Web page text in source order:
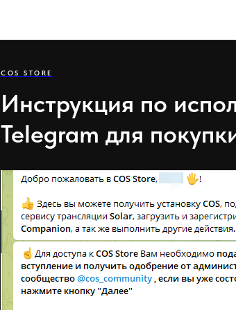
COS STORE
Инструкция по
Telegram для